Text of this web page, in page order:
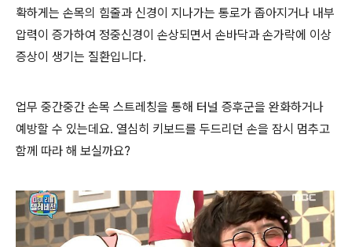
확하게는 손목의 힘줄과 신경이 지나가는 통로가 좁아지거나 내부
압력이 증가하여 정중신경이 손상되면서 손바닥과 손가락에 이상
증상이 생기는 질환입니다.
업무 중간중간 손목 스트레칭을 통해 터널 증후군을 완화하거나
예방할 수 있는데요. 열심히 키보드를 두드리던 손을 잠시 멈추고
함께 따라 해 보실까요?